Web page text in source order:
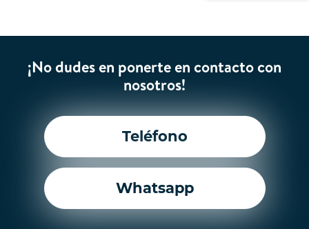
¡No dudes en ponerte en contacto con
nosotros!
Teléfono
Whatsapp